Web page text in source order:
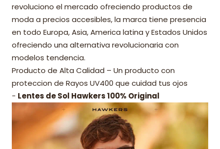
revoluciono el mercado ofreciendo productos de
moda a precios accesibles, la marca tiene presencia
en todo Europa, Asia, America latina y Estados Unidos
ofreciendo una alternativa revolucionaria con
modelos tendencia.
Producto de Alta Calidad – Un producto con
proteccion de Rayos UV400 que cuidad tus ojos
- Lentes de Sol Hawkers 100% Original